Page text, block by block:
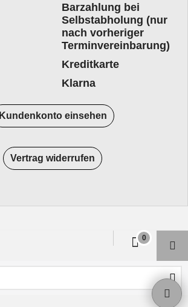
Barzahlung bei
Selbstabholung (nur
nach vorheriger
Terminvereinbarung)
Kreditkarte
Klarna
Kundenkonto einsehen
Vertrag widerrufen
0